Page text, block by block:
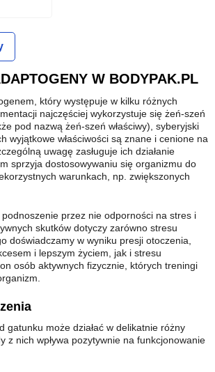
W BODYPAK.PL
który występuje w kilku różnych
najczęściej wykorzystuje się żeń-szeń
pod nazwą żeń-szeń właściwy), syberyjski
wyjątkowe właściwości są znane i cenione na
uwagę zasługuje ich działanie
sprzyja dostosowywaniu się organizmu do
warunkach, np. zwiększonych
przez nie odporności na stres i
skutków dotyczy zarówno stresu
doświadczamy w wyniku presji otoczenia,
i lepszym życiem, jak i stresu
osób aktywnych fizycznie, których treningi
gatunku może działać w delikatnie różny
z nich wpływa pozytywnie na funkcjonowanie